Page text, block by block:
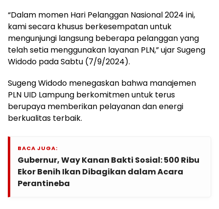
“Dalam momen Hari Pelanggan Nasional 2024 ini,
kami secara khusus berkesempatan untuk
mengunjungi langsung beberapa pelanggan yang
telah setia menggunakan layanan PLN,” ujar Sugeng
Widodo pada Sabtu (7/9/2024).
Sugeng Widodo menegaskan bahwa manajemen
PLN UID Lampung berkomitmen untuk terus
berupaya memberikan pelayanan dan energi
berkualitas terbaik.
BACA JUGA:
Gubernur, Way Kanan Bakti Sosial: 500 Ribu
Ekor Benih Ikan Dibagikan dalam Acara
Perantineba